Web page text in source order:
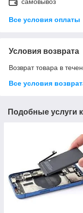
Все условия оплаты
Условия возврата
Возврат товара в
Все условия
Подобные услуги